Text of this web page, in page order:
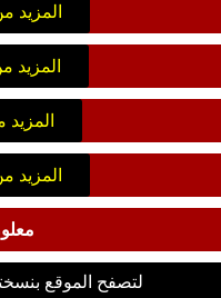
المزيد
المزيد
المزيد
المزيد
لتصفح الموقع